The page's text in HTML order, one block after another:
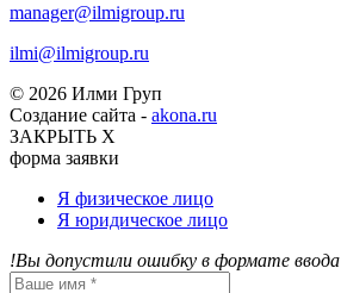
manager@ilmigroup.ru
ilmi@ilmigroup.ru
© 2026 Илми Груп
Создание сайта - akona.ru
ЗАКРЫТЬ Х
форма заявки
Я физическое лицо
Я юридическое лицо
!Вы допустили ошибку в формате ввода